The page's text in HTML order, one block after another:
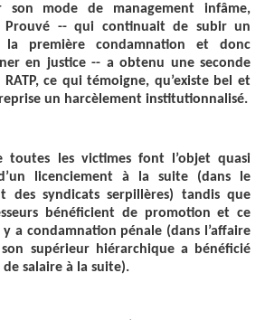
mode de management infâme,
Prouvé -- qui continuait de subir un
la première condamnation et donc
en justice -- a obtenu une seconde
ce qui témoigne, qu’existe bel et
un harcèlement institutionnalisé.
toutes les victimes font l’objet quasi
licenciement à la suite (dans le
des syndicats serpillères) tandis que
bénéficient de promotion et ce
a condamnation pénale (dans l’affaire
supérieur hiérarchique a bénéficié
salaire à la suite).